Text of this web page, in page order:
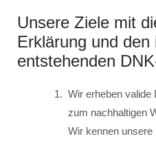
Unsere Ziele mit
Erklärung und
entstehenden
Wir erheben valide
zum nachhaltigen
Wir kennen unsere